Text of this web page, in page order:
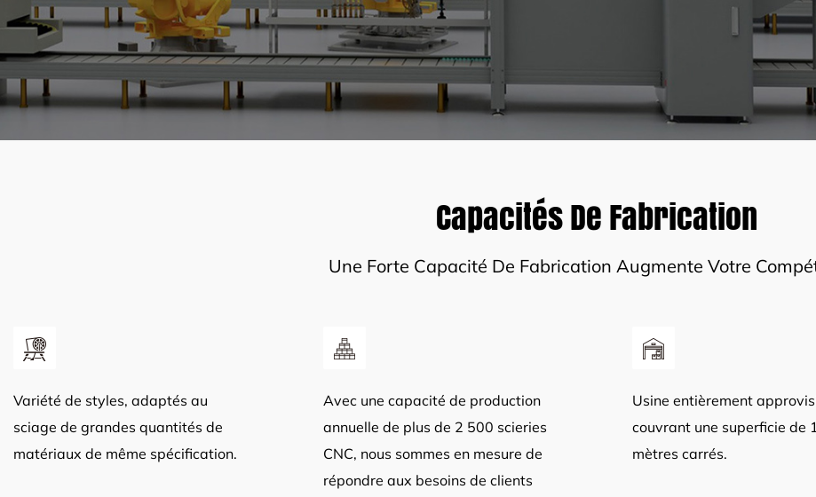
Capacités De Fabrication
Une Forte Capacité De Fabrication Augmente Votre
Variété de styles, adaptés au
sciage de grandes quantités de
matériaux de même spécification.
Avec une capacité de production
annuelle de plus de 2 500 scieries
CNC, nous sommes en mesure de
répondre aux besoins de clients
Usine entièrement
couvrant une superficie de
mètres carrés.